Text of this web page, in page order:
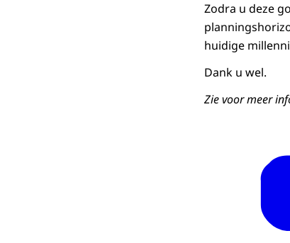
Zodra u deze
huidige
Dank u wel.
Zie voor meer